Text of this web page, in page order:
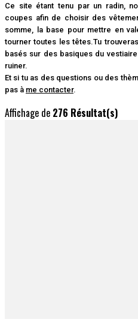
Ce site étant tenu par un radin,
coupes afin de choisir des
somme, la base pour mettre en
tourner toutes les têtes.Tu
basés sur des basiques du
ruiner.
Et si tu as des questions ou des
pas à me contacter.
Affichage de 276 Résultat(s)